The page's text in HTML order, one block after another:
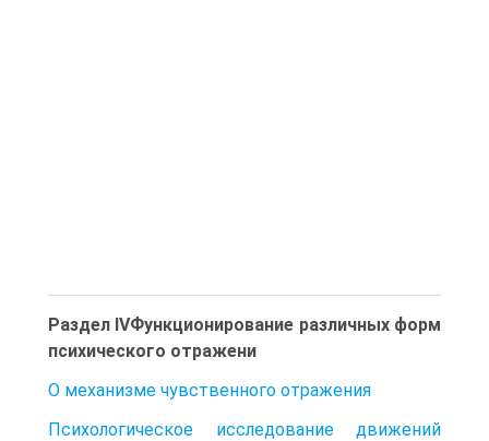
Раздел IVФункционирование различных форм
психического отражени
О механизме чувственного отражения
Психологическое исследование движений